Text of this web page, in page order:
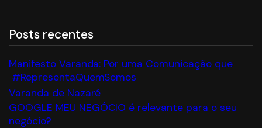
Posts recentes
Manifesto Varanda: Por uma Comunicação que
#RepresentaQuemSomos
Varanda de Nazaré
GOOGLE MEU NEGÓCIO é relevante para o seu
negócio?